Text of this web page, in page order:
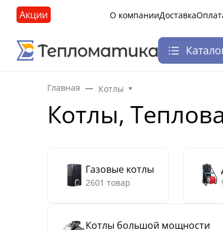
Акции О компанииДоставка
Главная Котлы
Котлы,
Газовые котлы
2601 товар
Котлы большой мощности